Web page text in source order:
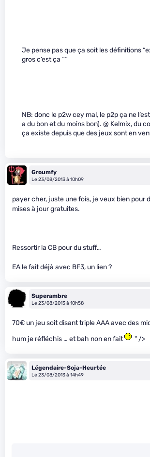
Je pense pas que ça soit les définitions
gros c’est ça ^^
NB: donc le p2w cey mal, le p2p ça ne
a du bon et du moins bon). @ Kelmix, du
ça existe depuis que des jeux sont en
Groumfy
Le 23/08/2013 à 10h09
payer cher, juste une fois, je veux bien pour
mises à jour gratuites.
Ressortir la CB pour du stuff…
EA le fait déjà avec BF3, un lien ?
Superambre
Le 23/08/2013 à 10h58
70€ un jeu soit disant triple AAA avec des
hum je réfléchis … et bah non en fait
" />
Légendaire-Soja-Heurtée
Le 23/08/2013 à 14h49